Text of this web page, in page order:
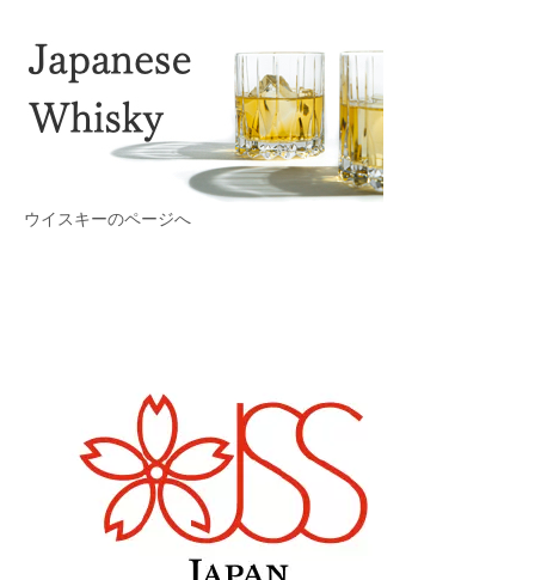
ウイスキーのページへ